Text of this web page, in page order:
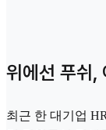
위에선 푸쉬,
최근 한 대기업